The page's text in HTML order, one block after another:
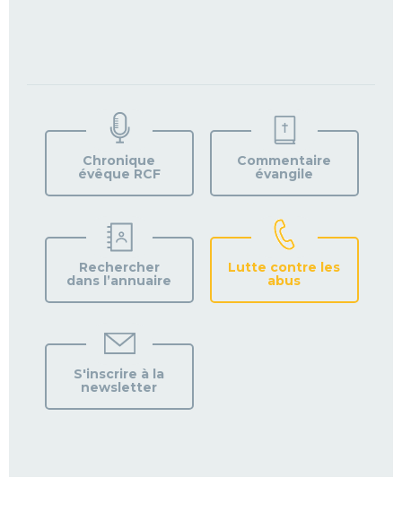
VOTRE
PAROISSE
Chronique
évêque RCF
Commentaire
évangile
Rechercher
dans l’annuaire
Lutte contre les
abus
S'inscrire à la
newsletter